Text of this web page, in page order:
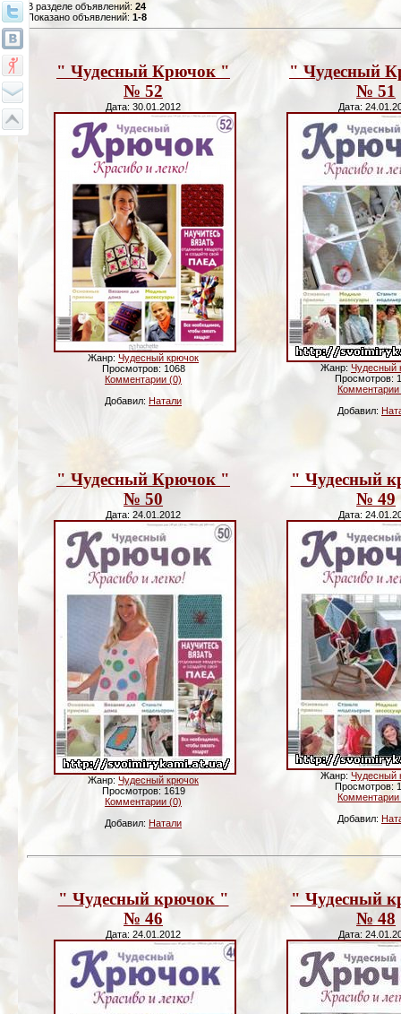
В разделе объявлений: 24
Показано объявлений: 1-8
" Чудесный Крючок "
№ 52
Дата: 30.01.2012
Жанр: Чудесный крючок
Просмотров: 1068
Комментарии (0)
Добавил: Натали
" Чудесный
№ 51
Дата:
Жанр: Чудесный
Просмотров:
Добавил:
" Чудесный Крючок "
№ 50
Дата: 24.01.2012
Жанр: Чудесный крючок
Просмотров: 1619
Комментарии (0)
Добавил: Натали
" Чудесный
№ 49
Дата:
Жанр: Чудесный
Просмотров:
Добавил:
" Чудесный крючок "
№ 46
Дата: 24.01.2012
" Чудесный
№ 48
Дата: